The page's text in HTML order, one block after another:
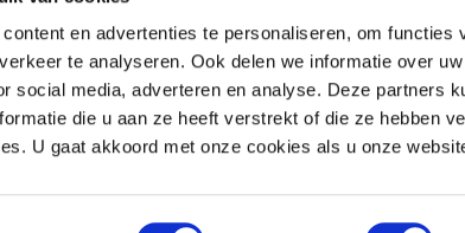
en advertenties te personaliseren, om functies
te analyseren. Ook delen we informatie over
social media, adverteren en analyse. Deze partners
die u aan ze heeft verstrekt of die ze hebben
U gaat akkoord met onze cookies als u onze